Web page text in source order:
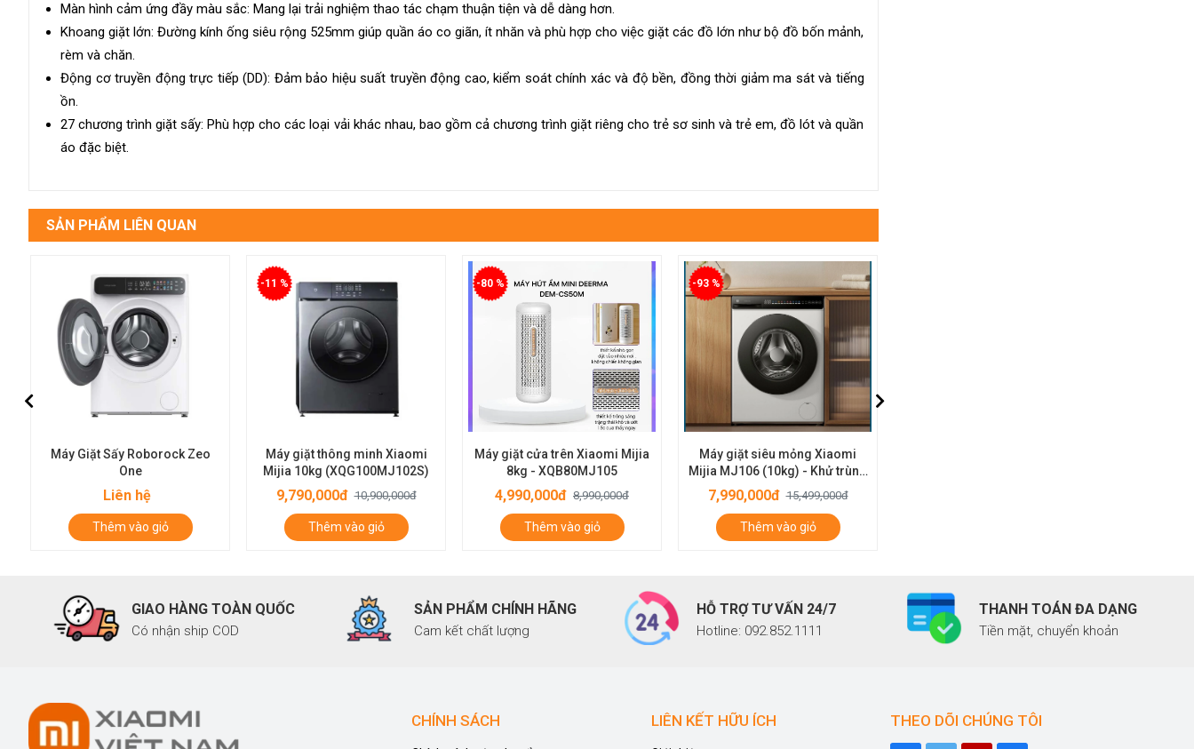
Màn hình cảm ứng đầy màu sắc: Mang lại trải nghiệm thao tác chạm thuận tiện và dễ dàng hơn.
Khoang giặt lớn: Đường kính ống siêu rộng 525mm giúp quần áo co giãn, ít nhăn và phù hợp cho việc giặt các đồ lớn như bộ đồ bốn mảnh,
rèm và chăn.
Động cơ truyền động trực tiếp (DD): Đảm bảo hiệu suất truyền động cao, kiểm soát chính xác và độ bền, đồng thời giảm ma sát và tiếng
ồn.
27 chương trình giặt sấy: Phù hợp cho các loại vải khác nhau, bao gồm cả chương trình giặt riêng cho trẻ sơ sinh và trẻ em, đồ lót và quần
áo đặc biệt.
SẢN PHẨM LIÊN QUAN
Máy Giặt Sấy Roborock Zeo
One
Liên hệ
Thêm vào giỏ
-11 %
Máy giặt thông minh Xiaomi
Mijia 10kg (XQG100MJ102S)
9,790,000đ 10,900,000đ
Thêm vào giỏ
-80 %
Máy giặt cửa trên Xiaomi Mijia
8kg - XQB80MJ105
4,990,000đ 8,990,000đ
Thêm vào giỏ
-93 %
Máy giặt siêu mỏng Xiaomi
Mijia MJ106 (10kg) - Khử trùng
hơi nước, 25 chương trình giặt
7,990,000đ 15,499,000đ
Thêm vào giỏ
GIAO HÀNG TOÀN QUỐC
Có nhận ship COD
SẢN PHẨM CHÍNH HÃNG
Cam kết chất lượng
HỖ TRỢ TƯ VẤN 24/7
Hotline: 092.852.1111
THANH TOÁN ĐA DẠNG
Tiền mặt, chuyển khoản
CHÍNH SÁCH LIÊN KẾT HỮU ÍCH THEO DÕI CHÚNG TÔI